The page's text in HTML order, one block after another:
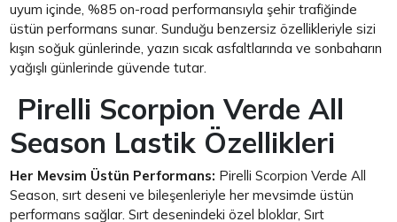
uyum içinde, %85 on-road performansıyla şehir trafiğinde
üstün performans sunar. Sunduğu benzersiz özellikleriyle sizi
kışın soğuk günlerinde, yazın sıcak asfaltlarında ve sonbaharın
yağışlı günlerinde güvende tutar.
Pirelli Scorpion Verde All
Season Lastik Özellikleri
Her Mevsim Üstün Performans: Pirelli Scorpion Verde All
Season, sırt deseni ve bileşenleriyle her mevsimde üstün
performans sağlar. Sırt desenindeki özel bloklar, Sırt